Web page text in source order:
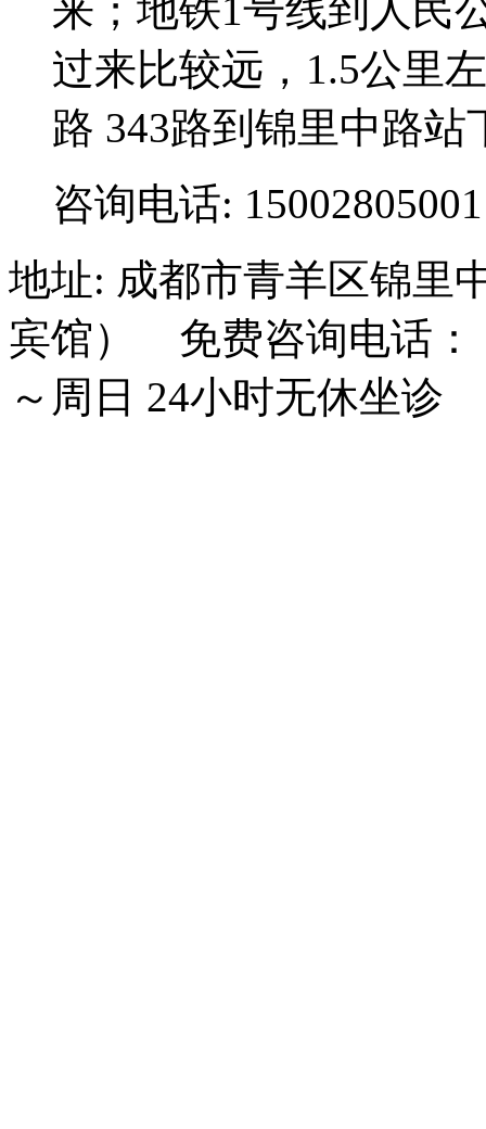
来；地铁1号线到人民
过来比较远，1.5公里
路 343路到锦里中路站
咨询电话: 15002805001
地址: 成都市青羊区锦里
宾馆） 免费咨询电话：
～周日 24小时无休坐诊